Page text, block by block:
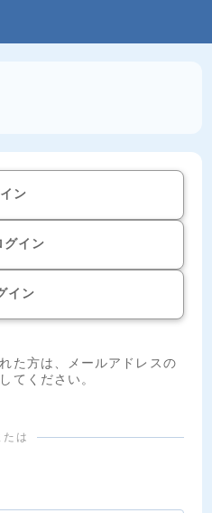
ン
イン
イン
た方は、メールアドレスの
てください。
たは